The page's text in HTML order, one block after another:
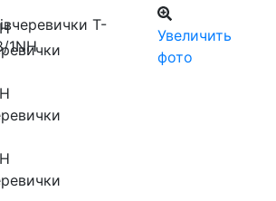
Увеличить
фото